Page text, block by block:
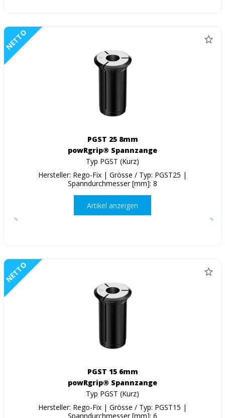
NETTO
PGST 25 8mm
powRgrip® Spannzange
Typ PGST (Kurz)
Hersteller: Rego-Fix | Grösse / Typ: PGST25 |
Spanndurchmesser [mm]: 8
Artikel anzeigen
NETTO
PGST 15 6mm
powRgrip® Spannzange
Typ PGST (Kurz)
Hersteller: Rego-Fix | Grösse / Typ: PGST15 |
Spanndurchmesser [mm]: 6